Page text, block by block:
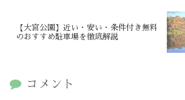
【大宮公園】近い・安い・条件付き無料
のおすすめ駐車場を徹底解説
コメント